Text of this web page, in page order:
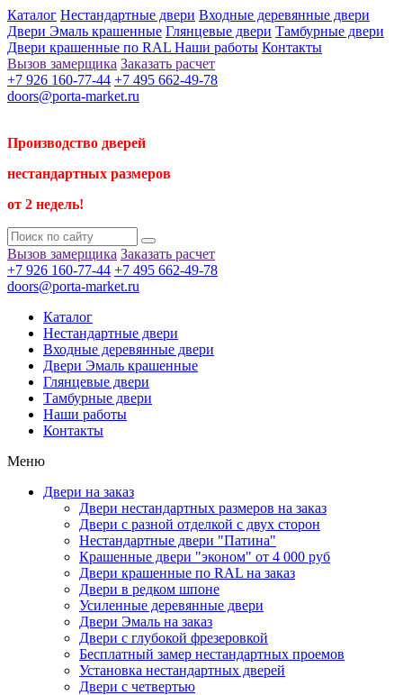
Каталог Нестандартные двери Входные деревянные двери
Двери Эмаль крашенные Глянцевые двери Тамбурные двери
Двери крашенные по RAL Наши работы Контакты
Вызов замерщика Заказать расчет
+7 926 160-77-44 +7 495 662-49-78
doors@porta-market.ru
Производство дверей
нестандартных размеров
от 2 недель!
Вызов замерщика Заказать расчет
+7 926 160-77-44 +7 495 662-49-78
doors@porta-market.ru
Каталог
Нестандартные двери
Входные деревянные двери
Двери Эмаль крашенные
Глянцевые двери
Тамбурные двери
Наши работы
Контакты
Меню
Двери на заказ
Двери нестандартных размеров на заказ
Двери с разной отделкой с двух сторон
Нестандартные двери "Патина"
Крашенные двери "эконом" от 4 000 руб
Двери крашенные по RAL на заказ
Двери в редком шпоне
Усиленные деревянные двери
Двери Эмаль на заказ
Двери с глубокой фрезеровкой
Бесплатный замер нестандартных проемов
Установка нестандартных дверей
Двери с четвертью